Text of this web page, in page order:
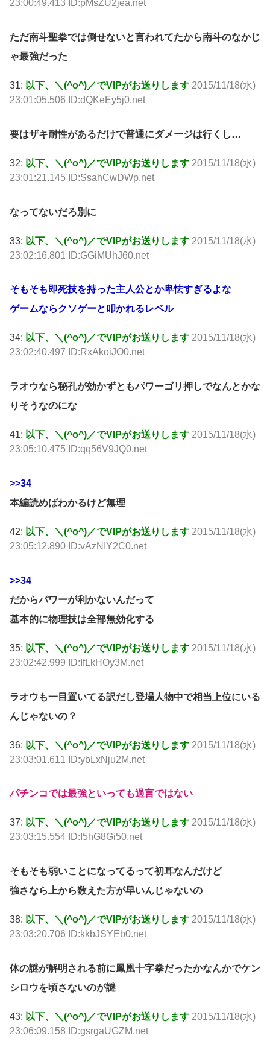
23:00:49.413 ID:pMsZU2jea.net
ただ南斗聖拳では倒せないと言われてたから南斗のなかじ
ゃ最強だった
31: 以下、＼(^o^)／でVIPがお送りします 2015/11/18(水)
23:01:05.506 ID:dQKeEy5j0.net
要はザキ耐性があるだけで普通にダメージは行くし…
32: 以下、＼(^o^)／でVIPがお送りします 2015/11/18(水)
23:01:21.145 ID:SsahCwDWp.net
なってないだろ別に
33: 以下、＼(^o^)／でVIPがお送りします 2015/11/18(水)
23:02:16.801 ID:GGiMUhJ60.net
そもそも即死技を持った主人公とか卑怯すぎるよな
ゲームならクソゲーと叩かれるレベル
34: 以下、＼(^o^)／でVIPがお送りします 2015/11/18(水)
23:02:40.497 ID:RxAkoiJO0.net
ラオウなら秘孔が効かずともパワーゴリ押しでなんとかな
りそうなのにな
41: 以下、＼(^o^)／でVIPがお送りします 2015/11/18(水)
23:05:10.475 ID:qq56V9JQ0.net
>>34
本編読めばわかるけど無理
42: 以下、＼(^o^)／でVIPがお送りします 2015/11/18(水)
23:05:12.890 ID:vAzNIY2C0.net
>>34
だからパワーが利かないんだって
基本的に物理技は全部無効化する
35: 以下、＼(^o^)／でVIPがお送りします 2015/11/18(水)
23:02:42.999 ID:IfLkHOy3M.net
ラオウも一目置いてる訳だし登場人物中で相当上位にいる
んじゃないの？
36: 以下、＼(^o^)／でVIPがお送りします 2015/11/18(水)
23:03:01.611 ID:ybLxNju2M.net
パチンコでは最強といっても過言ではない
37: 以下、＼(^o^)／でVIPがお送りします 2015/11/18(水)
23:03:15.554 ID:I5hG8Gi50.net
そもそも弱いことになってるって初耳なんだけど
強さなら上から数えた方が早いんじゃないの
38: 以下、＼(^o^)／でVIPがお送りします 2015/11/18(水)
23:03:20.706 ID:kkbJSYEb0.net
体の謎が解明される前に鳳凰十字拳だったかなんかでケン
シロウを頃さないのが謎
43: 以下、＼(^o^)／でVIPがお送りします 2015/11/18(水)
23:06:09.158 ID:gsrgaUGZM.net